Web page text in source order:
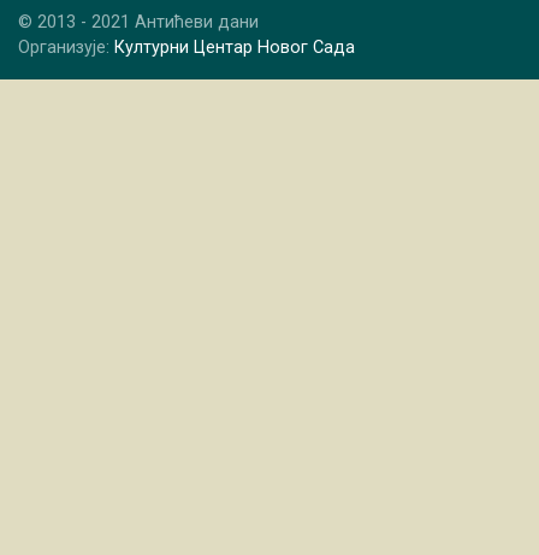
© 2013 - 2021 Антићеви дани
Организује: Културни Центар Новог Сада